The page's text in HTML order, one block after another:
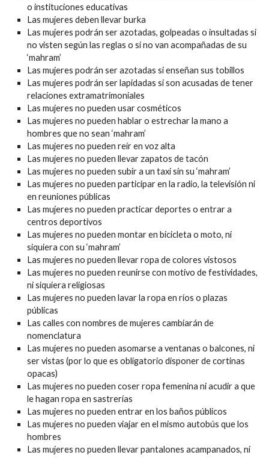
o instituciones educativas
Las mujeres deben llevar burka
Las mujeres podrán ser azotadas, golpeadas o insultadas si
no visten según las reglas o si no van acompañadas de su
‘mahram’
Las mujeres podrán ser azotadas si enseñan sus tobillos
Las mujeres podrán ser lapidadas si son acusadas de tener
relaciones extramatrimoniales
Las mujeres no pueden usar cosméticos
Las mujeres no pueden hablar o estrechar la mano a
hombres que no sean ‘mahram’
Las mujeres no pueden reír en voz alta
Las mujeres no pueden llevar zapatos de tacón
Las mujeres no pueden subir a un taxi sin su ‘mahram’
Las mujeres no pueden participar en la radio, la televisión ni
en reuniones públicas
Las mujeres no pueden practicar deportes o entrar a
centros deportivos
Las mujeres no pueden montar en bicicleta o moto, ni
siquiera con su ‘mahram’
Las mujeres no pueden llevar ropa de colores vistosos
Las mujeres no pueden reunirse con motivo de festividades,
ni siquiera religiosas
Las mujeres no pueden lavar la ropa en ríos o plazas
públicas
Las calles con nombres de mujeres cambiarán de
nomenclatura
Las mujeres no pueden asomarse a ventanas o balcones, ni
ser vistas (por lo que es obligatorio disponer de cortinas
opacas)
Las mujeres no pueden coser ropa femenina ni acudir a que
le hagan ropa en sastrerías
Las mujeres no pueden entrar en los baños públicos
Las mujeres no pueden viajar en el mismo autobús que los
hombres
Las mujeres no pueden llevar pantalones acampanados, ni